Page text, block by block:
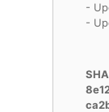
-
-